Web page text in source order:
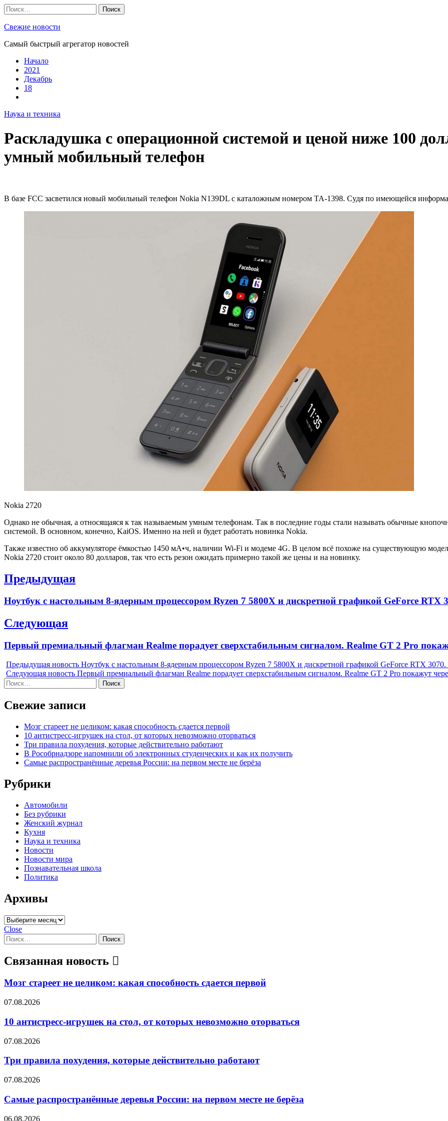
Skip
to
content
Найти:
Свежие новости
Самый быстрый агрегатор новостей
Начало
2021
Декабрь
18
Наука и техника
Раскладушка с операционной системой и ценой ниже 100
умный мобильный телефон
В базе FCC засветился новый мобильный телефон Nokia N139DL с каталожным номером TA-1398. Судя по имеющейся
Nokia 2720
Однако не обычная, а относящаяся к так называемым умным телефонам. Так в последние годы стали называть обычные
системой. В основном, конечно, KaiOS. Именно на ней и будет работать новинка Nokia.
Также известно об аккумуляторе ёмкостью 1450 мА•ч, наличии Wi-Fi и модеме 4G. В целом всё похоже на существующую
Nokia 2720 стоит около 80 долларов, так что есть резон ожидать примерно такой же цены и на новинку.
Навигация
записям
Предыдущая
Previous
post:
Ноутбук с настольным 8-ядерным процессором Ryzen 7 5800X и дискретной графикой GeForce RTX
Следующая
Next
post:
Первый премиальный флагман Realme порадует сверхстабильным сигналом. Realme GT 2 Pro
Предыдущая новость Ноутбук с настольным 8-ядерным процессором Ryzen 7 5800X и дискретной графикой GeForce RTX
Следующая новость Первый премиальный флагман Realme порадует сверхстабильным сигналом. Realme GT 2 Pro покажут
Найти:
Свежие записи
Мозг стареет не целиком: какая способность сдается первой
10 антистресс-игрушек на стол, от которых невозможно оторваться
Три правила похудения, которые действительно работают
В Рособрнадзоре напомнили об электронных студенческих и как их получить
Самые распространённые деревья России: на первом месте не берёза
Рубрики
Автомобили
Без рубрики
Женский журнал
Кухня
Наука и техника
Новости
Новости мира
Познавательная школа
Политика
Архивы
Архивы
Close
Найти:
Связанная новость
Мозг стареет не целиком: какая способность сдается первой
07.08.2026
10 антистресс-игрушек на стол, от которых невозможно оторваться
07.08.2026
Три правила похудения, которые действительно работают
07.08.2026
Самые распространённые деревья России: на первом месте не берёза
06.08.2026